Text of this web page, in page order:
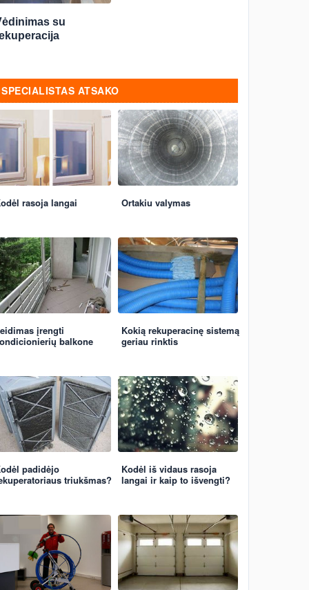
su
SPECIALISTAS ATSAKO
rasoja langai Ortakiu valymas
įrengti
balkone
Kokią rekuperacinę sistemą
geriau rinktis
padidėjo
triukšmas?
Kodėl iš vidaus rasoja
langai ir kaip to išvengti?